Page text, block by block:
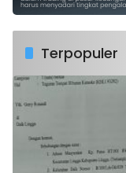
Terpopuler